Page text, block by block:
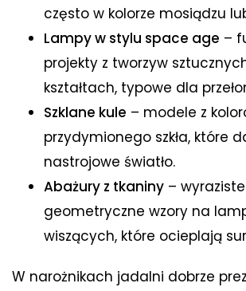
często w kolorze mosiądzu
Lampy w stylu space age –
projekty z tworzyw
kształtach, typowe dla
Szklane kule – modele z
przydymionego szkła, które
nastrojowe światło.
Abażury z tkaniny – wyraziste
geometryczne wzory na
wiszących, które ocieplają
W narożnikach jadalni dobrze